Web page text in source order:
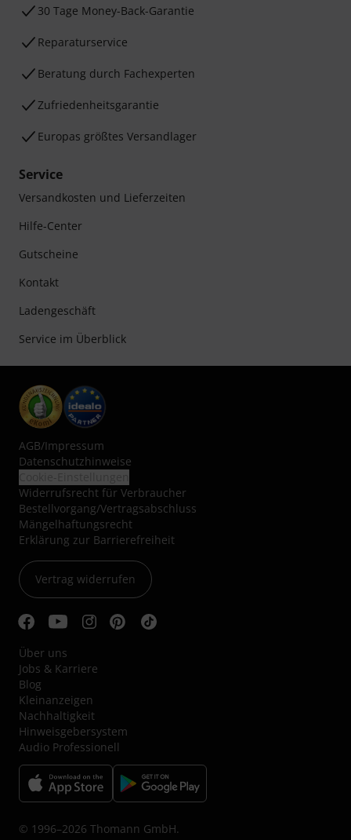
30 Tage Money-Back-Garantie
Reparaturservice
Beratung durch Fachexperten
Zufriedenheitsgarantie
Europas größtes Versandlager
Service
Versandkosten und Lieferzeiten
Hilfe-Center
Gutscheine
Kontakt
Ladengeschäft
Service im Überblick
AGB/Impressum
Datenschutzhinweise
Widerrufsrecht für Verbraucher
Bestellvorgang/Vertragsabschluss
Mängelhaftungsrecht
Erklärung zur Barrierefreiheit
Vertrag widerrufen
Über uns
Jobs & Karriere
Blog
Kleinanzeigen
Nachhaltigkeit
Hinweisgebersystem
Audio Professionell
© 1996–2026 Thomann GmbH.